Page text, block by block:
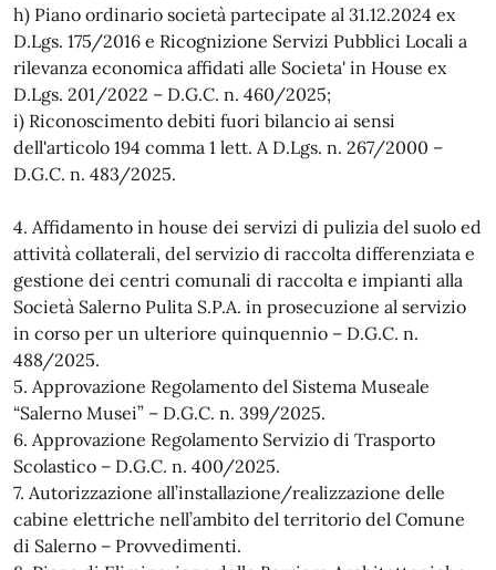
h) Piano ordinario società partecipate al 31.12.2024 ex
D.Lgs. 175/2016 e Ricognizione Servizi Pubblici Locali a
rilevanza economica affidati alle Societa' in House ex
D.Lgs. 201/2022 – D.G.C. n. 460/2025;
i) Riconoscimento debiti fuori bilancio ai sensi
dell'articolo 194 comma 1 lett. A D.Lgs. n. 267/2000 –
D.G.C. n. 483/2025.
4. Affidamento in house dei servizi di pulizia del suolo ed
attività collaterali, del servizio di raccolta differenziata e
gestione dei centri comunali di raccolta e impianti alla
Società Salerno Pulita S.P.A. in prosecuzione al servizio
in corso per un ulteriore quinquennio – D.G.C. n.
488/2025.
5. Approvazione Regolamento del Sistema Museale
“Salerno Musei” – D.G.C. n. 399/2025.
6. Approvazione Regolamento Servizio di Trasporto
Scolastico – D.G.C. n. 400/2025.
7. Autorizzazione all’installazione/realizzazione delle
cabine elettriche nell’ambito del territorio del Comune
di Salerno – Provvedimenti.